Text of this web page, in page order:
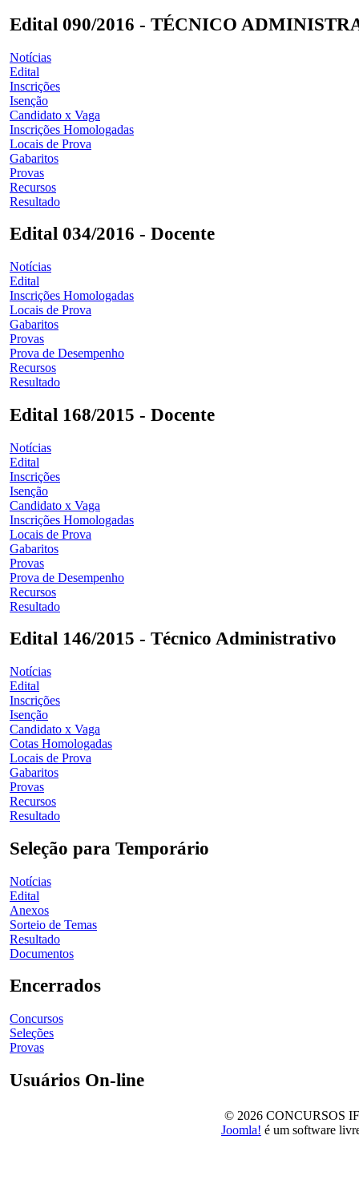
Edital 090/2016 - TÉCNICO
Notícias
Edital
Inscrições
Isenção
Candidato x Vaga
Inscrições Homologadas
Locais de Prova
Gabaritos
Provas
Recursos
Resultado
Edital 034/2016 - Docente
Notícias
Edital
Inscrições Homologadas
Locais de Prova
Gabaritos
Provas
Prova de Desempenho
Recursos
Resultado
Edital 168/2015 - Docente
Notícias
Edital
Inscrições
Isenção
Candidato x Vaga
Inscrições Homologadas
Locais de Prova
Gabaritos
Provas
Prova de Desempenho
Recursos
Resultado
Edital 146/2015 - Técnico Administrativo
Notícias
Edital
Inscrições
Isenção
Candidato x Vaga
Cotas Homologadas
Locais de Prova
Gabaritos
Provas
Recursos
Resultado
Seleção para Temporário
Notícias
Edital
Anexos
Sorteio de Temas
Resultado
Documentos
Encerrados
Concursos
Seleções
Provas
Usuários On-line
© 2026 CONCURSOS
Joomla! é um software